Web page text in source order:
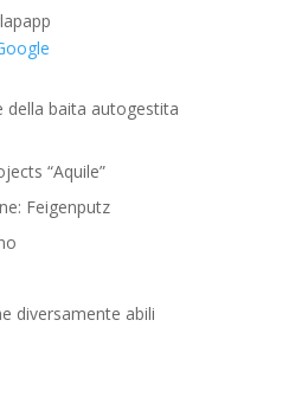
della baita autogestita
“Aquile”
Feigenputz
diversamente abili